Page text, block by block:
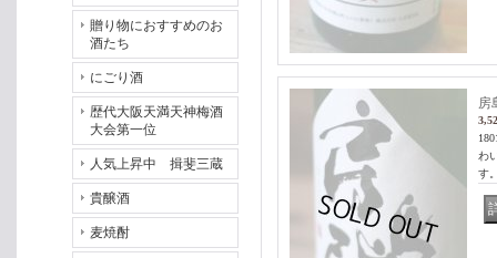
贈り物におすすめのお
酒たち
にごり酒
歴代大阪天満天神梅酒
大会第一位
人気上昇中 揖斐三蔵
貴醸酒
麦焼酎
房
わ
す